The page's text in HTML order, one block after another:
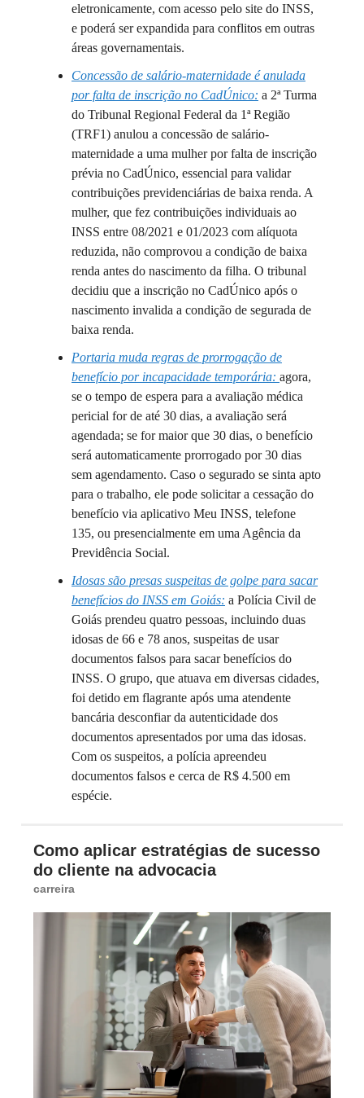
eletronicamente, com acesso pelo site do INSS,
e poderá ser expandida para conflitos em outras
áreas governamentais.
Concessão de salário-maternidade é anulada
por falta de inscrição no CadÚnico: a 2ª Turma
do Tribunal Regional Federal da 1ª Região
(TRF1) anulou a concessão de salário-
maternidade a uma mulher por falta de inscrição
prévia no CadÚnico, essencial para validar
contribuições previdenciárias de baixa renda. A
mulher, que fez contribuições individuais ao
INSS entre 08/2021 e 01/2023 com alíquota
reduzida, não comprovou a condição de baixa
renda antes do nascimento da filha. O tribunal
decidiu que a inscrição no CadÚnico após o
nascimento invalida a condição de segurada de
baixa renda.
Portaria muda regras de prorrogação de
benefício por incapacidade temporária: agora,
se o tempo de espera para a avaliação médica
pericial for de até 30 dias, a avaliação será
agendada; se for maior que 30 dias, o benefício
será automaticamente prorrogado por 30 dias
sem agendamento. Caso o segurado se sinta apto
para o trabalho, ele pode solicitar a cessação do
benefício via aplicativo Meu INSS, telefone
135, ou presencialmente em uma Agência da
Previdência Social.
Idosas são presas suspeitas de golpe para sacar
benefícios do INSS em Goiás: a Polícia Civil de
Goiás prendeu quatro pessoas, incluindo duas
idosas de 66 e 78 anos, suspeitas de usar
documentos falsos para sacar benefícios do
INSS. O grupo, que atuava em diversas cidades,
foi detido em flagrante após uma atendente
bancária desconfiar da autenticidade dos
documentos apresentados por uma das idosas.
Com os suspeitos, a polícia apreendeu
documentos falsos e cerca de R$ 4.500 em
espécie.
Como aplicar estratégias de sucesso
do cliente na advocacia
carreira